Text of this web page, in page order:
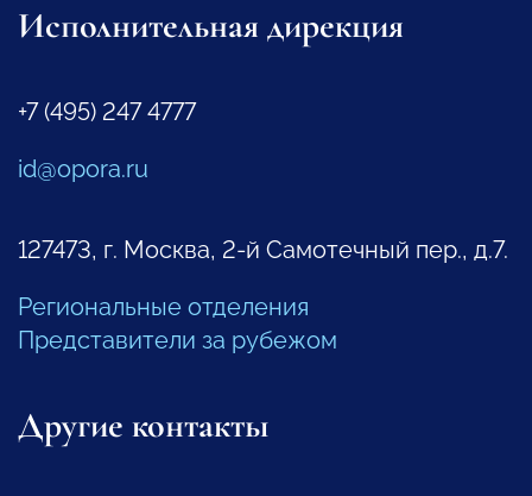
Исполнительная дирекция
+7 (495) 247 4777
id@opora.ru
127473, г. Москва, 2-й Самотечный пер., д.7.
Региональные отделения
Представители за рубежом
Другие контакты